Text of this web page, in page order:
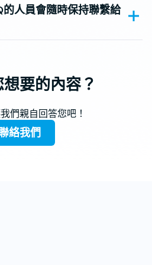
人員會隨時保持聯繫給
要的內容？
們親自回答您吧！
絡我們